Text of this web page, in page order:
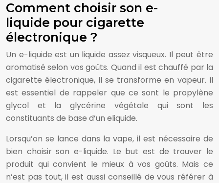
Comment choisir son e-
liquide pour cigarette
électronique ?
Un e-liquide est un liquide assez visqueux. Il peut être
aromatisé selon vos goûts. Quand il est chauffé par la
cigarette électronique, il se transforme en vapeur. Il
est essentiel de rappeler que ce sont le propylène
glycol et la glycérine végétale qui sont les
constituants de base d’un eliquide.
Lorsqu’on se lance dans la vape, il est nécessaire de
bien choisir son e-liquide. Le but est de trouver le
produit qui convient le mieux à vos goûts. Mais ce
n’est pas tout, il est aussi conseillé de vous référer à